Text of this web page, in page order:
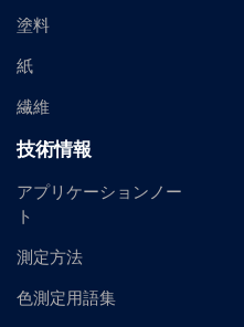
塗料
紙
繊維
技術情報
アプリケーションノー
ト
測定方法
色測定用語集